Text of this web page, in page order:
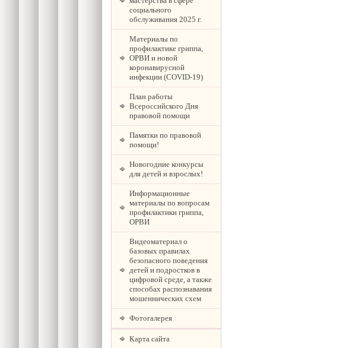
социального
обслуживания 2025 г.
Материалы по
профилактике гриппа,
ОРВИ и новой
коронавирусной
инфекции (COVID-19)
План работы
Всероссийского Дня
правовой помощи
Памятки по правовой
помощи!
Новогодние конкурсы
для детей и взрослых!
Информационные
материалы по вопросам
профилактики гриппа,
ОРВИ
Видеоматериал о
базовых правилах
безопасного поведения
детей и подростков в
цифровой среде, а также
способах распознавания
мошеннических схем
Фотогалерея
Карта сайта